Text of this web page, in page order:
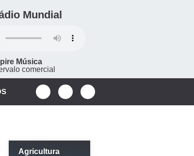
Mundial
Música
comercial
Agricultura